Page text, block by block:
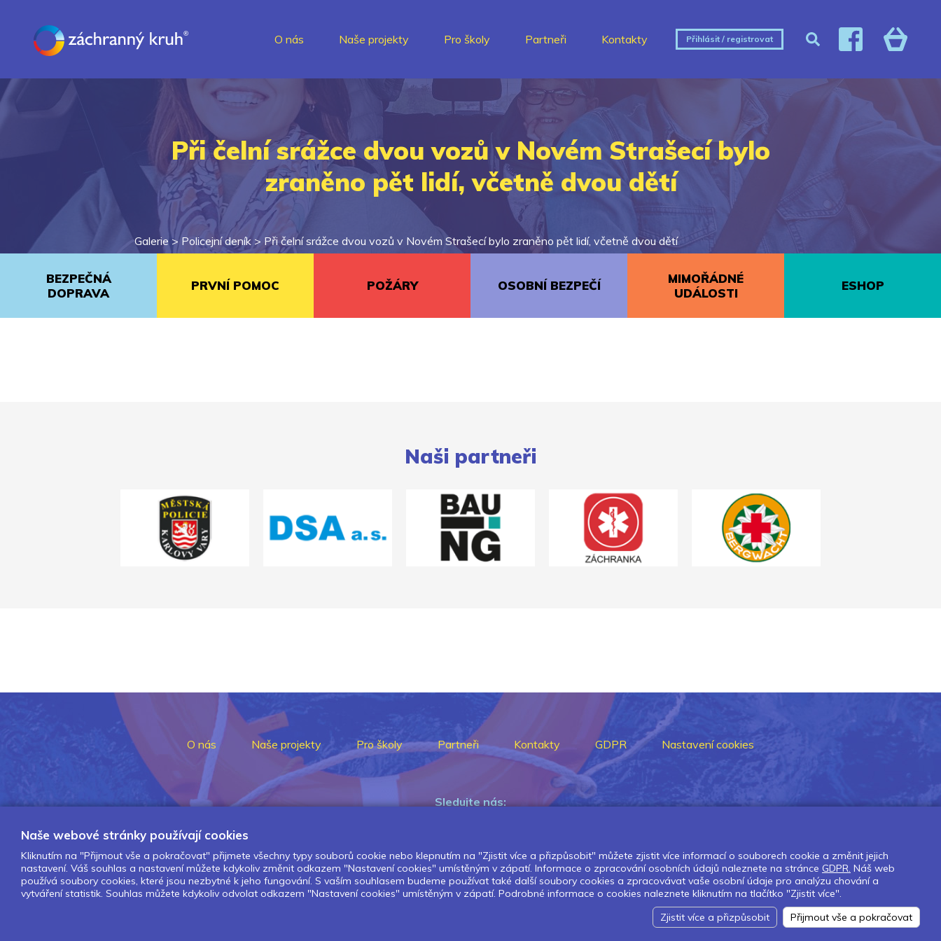
O nás Naše projekty Pro školy Partneři Kontakty Přihlásit / registrovat
Při čelní srážce dvou vozů v Novém Strašecí bylo
zraněno pět lidí, včetně dvou dětí
Galerie >Policejní deník > Při čelní srážce dvou vozů v Novém Strašecí bylo zraněno pět lidí, včetně dvou dětí
BEZPEČNÁ
DOPRAVA
PRVNÍ POMOC POŽÁRY OSOBNÍ BEZPEČÍ
MIMOŘÁDNÉ
UDÁLOSTI
ESHOP
Naši partneři
O nás Naše projekty Pro školy Partneři Kontakty GDPR Nastavení cookies
Sledujte nás:
Pokud chcete dostávat pravidelný
Newsletter kliknětezde.
Naše webové stránky používají cookies
Kliknutím na "Přijmout vše a pokračovat" přijmete všechny typy souborů cookie nebo klepnutím na "Zjistit více a přizpůsobit" můžete zjistit více informací o souborech cookie a změnit jejich
nastavení. Váš souhlas a nastavení můžete kdykoliv změnit odkazem "Nastavení cookies" umístěným v zápatí. Informace o zpracování osobních údajů naleznete na stránce GDPR. Náš web
používá soubory cookies, které jsou nezbytné k jeho fungování. S vaším souhlasem budeme používat také další soubory cookies a zpracovávat vaše osobní údaje pro analýzu chování a
vytváření statistik. Souhlas můžete kdykoliv odvolat odkazem "Nastavení cookies" umístěným v zápatí. Podrobné informace o cookies naleznete kliknutím na tlačítko "Zjistit více".
Zjistit více a přizpůsobit
Přijmout vše a pokračovat